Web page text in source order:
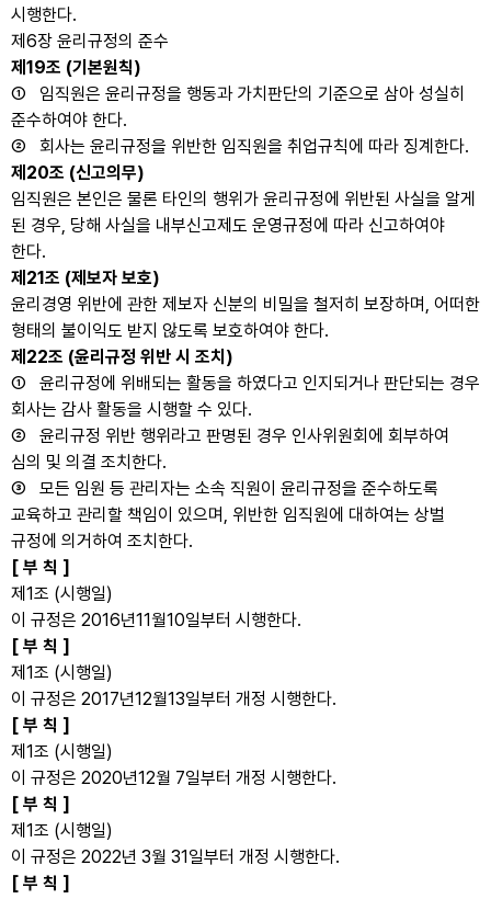
시행한다.
제6장 윤리규정의 준수
제19조 (기본원칙)
① 임직원은 윤리규정을 행동과 가치판단의 기준으로 삼아 성실히
준수하여야 한다.
② 회사는 윤리규정을 위반한 임직원을 취업규칙에 따라 징계한다.
제20조 (신고의무)
임직원은 본인은 물론 타인의 행위가 윤리규정에 위반된 사실을 알게
된 경우, 당해 사실을 내부신고제도 운영규정에 따라 신고하여야
한다.
제21조 (제보자 보호)
윤리경영 위반에 관한 제보자 신분의 비밀을 철저히 보장하며, 어떠한
형태의 불이익도 받지 않도록 보호하여야 한다.
제22조 (윤리규정 위반 시 조치)
① 윤리규정에 위배되는 활동을 하였다고 인지되거나 판단되는 경우
회사는 감사 활동을 시행할 수 있다.
② 윤리규정 위반 행위라고 판명된 경우 인사위원회에 회부하여
심의 및 의결 조치한다.
③ 모든 임원 등 관리자는 소속 직원이 윤리규정을 준수하도록
교육하고 관리할 책임이 있으며, 위반한 임직원에 대하여는 상벌
규정에 의거하여 조치한다.
[ 부 칙 ]
제1조 (시행일)
이 규정은 2016년11월10일부터 시행한다.
[ 부 칙 ]
제1조 (시행일)
이 규정은 2017년12월13일부터 개정 시행한다.
[ 부 칙 ]
제1조 (시행일)
이 규정은 2020년12월 7일부터 개정 시행한다.
[ 부 칙 ]
제1조 (시행일)
이 규정은 2022년 3월 31일부터 개정 시행한다.
[ 부 칙 ]